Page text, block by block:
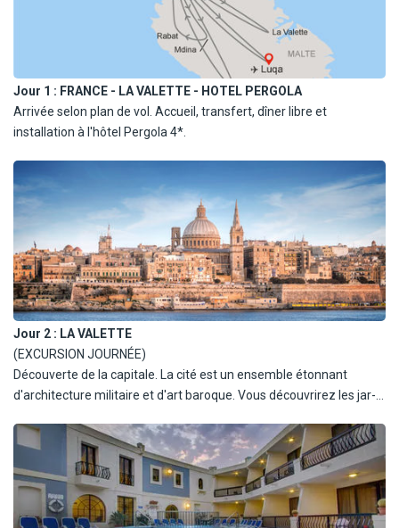
Jour 1 : FRANCE - LA VALETTE - HOTEL PERGOLA
Arrivée selon plan de vol. Accueil, transfert, dîner libre et
installation à l'hôtel Pergola 4*.
Jour 2 : LA VALETTE
(EXCURSION JOURNÉE)
Découverte de la capitale. La cité est un ensemble étonnant
d'architecture militaire et d'art baroque. Vous découvrirez les jar­
l'église collégiale du naufrage de Saint Paul. Déjeuner, et pour
terminer, vous assisterez au « Malta Experience », court métrage
retraçant l'histoire de Malte jusqu'à nos jours.